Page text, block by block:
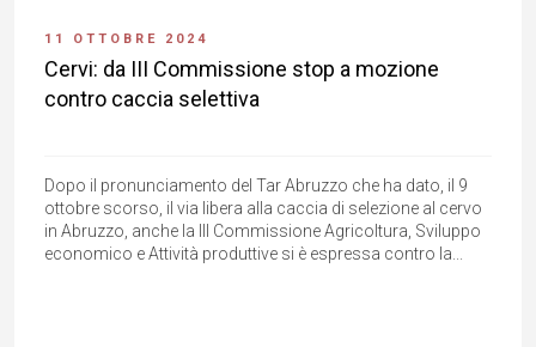
11 OTTOBRE 2024
Cervi: da III Commissione stop a mozione
contro caccia selettiva
Dopo il pronunciamento del Tar Abruzzo che ha dato, il 9
ottobre scorso, il via libera alla caccia di selezione al cervo
in Abruzzo, anche la III Commissione Agricoltura, Sviluppo
economico e Attività produttive si è espressa contro la...